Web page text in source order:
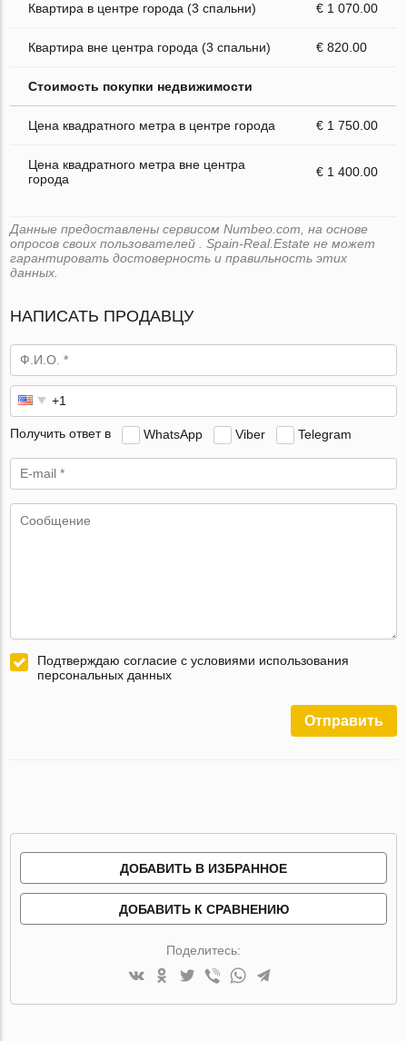
Квартира в центре города (3 спальни) € 1 070.00
Квартира вне центра города (3 спальни) € 820.00
Стоимость покупки недвижимости
Цена квадратного метра в центре города € 1 750.00
Цена квадратного метра вне центра
города
€ 1 400.00
Данные предоставлены сервисом Numbeo.com, на основе
опросов своих пользователей . Spain-Real.Estate не может
гарантировать достоверность и правильность этих
данных.
НАПИСАТЬ ПРОДАВЦУ
Получить ответ в WhatsApp Viber Telegram
Подтверждаю согласие с условиями использования
персональных данных
Отправить
ДОБАВИТЬ В ИЗБРАННОЕ
ДОБАВИТЬ К СРАВНЕНИЮ
Поделитесь: